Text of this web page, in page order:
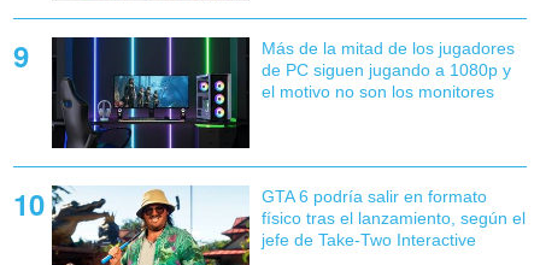
Más de la mitad de los jugadores
de PC siguen jugando a 1080p y
el motivo no son los monitores
GTA 6 podría salir en formato
físico tras el lanzamiento, según el
jefe de Take-Two Interactive